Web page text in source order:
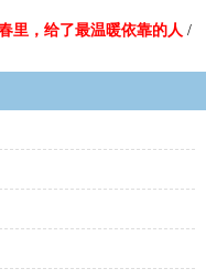
里，给了最温暖依靠的人 /